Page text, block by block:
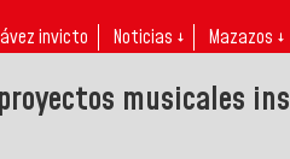
invicto Noticias ↓ Mazazos ↓
musicales